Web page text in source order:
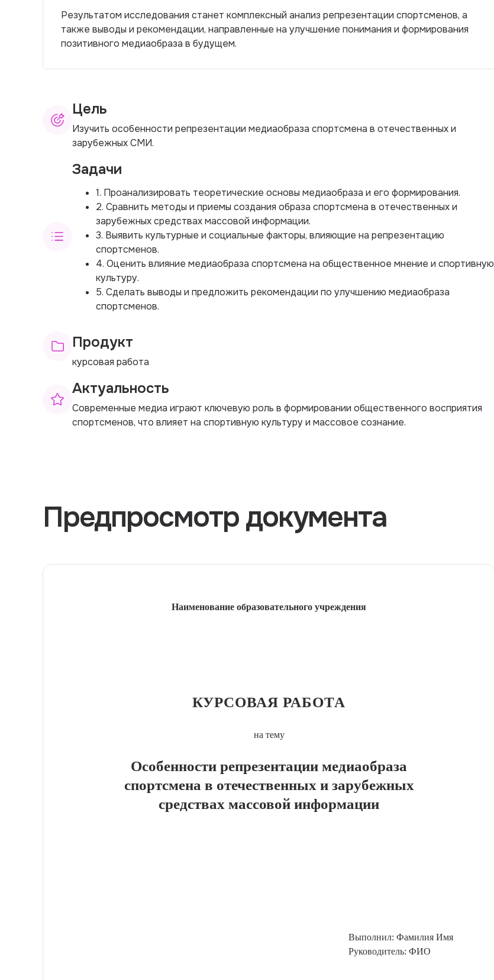
Результатом исследования станет комплексный анализ репрезентации спортсменов, а
также выводы и рекомендации, направленные на улучшение понимания и формирования
позитивного медиаобраза в будущем.
Цель
Изучить особенности репрезентации медиаобраза спортсмена в отечественных и
зарубежных СМИ.
Задачи
1. Проанализировать теоретические основы медиаобраза и его формирования.
2. Сравнить методы и приемы создания образа спортсмена в отечественных и
зарубежных средствах массовой информации.
3. Выявить культурные и социальные факторы, влияющие на репрезентацию
спортсменов.
4. Оценить влияние медиаобраза спортсмена на общественное мнение и спортивную
культуру.
5. Сделать выводы и предложить рекомендации по улучшению медиаобраза
спортсменов.
Продукт
курсовая работа
Актуальность
Современные медиа играют ключевую роль в формировании общественного восприятия
спортсменов, что влияет на спортивную культуру и массовое сознание.
Предпросмотр документа
Наименование образовательного учреждения
КУРСОВАЯ РАБОТА
на тему
Особенности репрезентации медиаобраза
спортсмена в отечественных и зарубежных
средствах массовой информации
Выполнил: Фамилия Имя
Руководитель: ФИО